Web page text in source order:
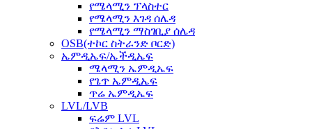
የሜላሚን ፕላስተር
የሜላሚን እገዳ ሰሌዳ
የሜላሚን ማስገቢያ ሰሌዳ
OSB(ተኮር ስትራንድ ቦርድ)
ኤምዲኤፍ/ኤችዲኤፍ
ሜላሚን ኤምዲኤፍ
የጌጥ ኤምዲኤፍ
ጥሬ ኤምዲኤፍ
LVL/LVB
ፍሬም LVL